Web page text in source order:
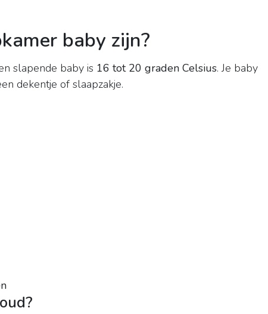
baby zijn?
slapende baby is 16 tot 20 graden Celsius. Je baby
dekentje of slaapzakje.